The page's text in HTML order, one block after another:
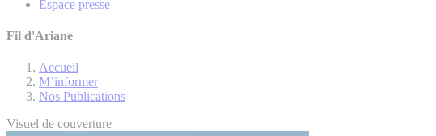
Espace presse
Fil d'Ariane
Accueil
M’informer
Nos Publications
Visuel de couverture